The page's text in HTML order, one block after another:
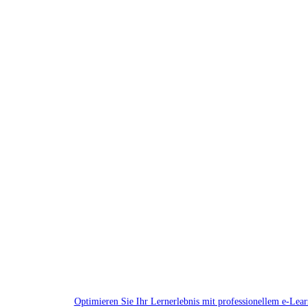
Optimieren Sie Ihr Lernerlebnis mit professionellem e-